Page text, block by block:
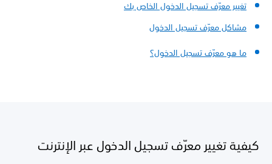
تغيير معرّف تسجيل الدخول الخاص بك
مشاكل معرّف تسجيل الدخول
ما هو معرّف تسجيل الدخول؟
كيفية تغيير معرّف تسجيل الدخول عبر الإنترنت